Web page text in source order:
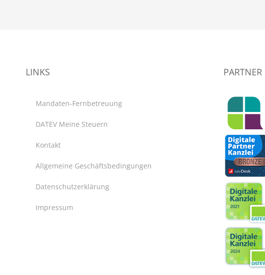
LINKS
Mandaten-Fernbetreuung
DATEV Meine Steuern
Kontakt
Allgemeine Geschäftsbedingungen
Datenschutzerklärung
Impressum
PARTNER